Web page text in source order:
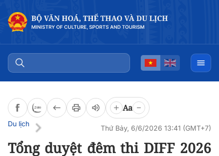
Aa
Du lịch
Thứ Bảy, 6/6/2026 13:41 (GMT+7)
Tổng duyệt đêm thi DIFF 2026
Đọc bài